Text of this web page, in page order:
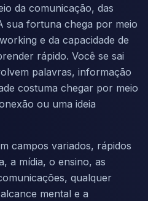
da comunicação, das
sua fortuna chega por meio
e da capacidade de
rápido. Você se sai
palavras, informação
costuma chegar por meio
ou uma ideia
campos variados, rápidos
a mídia, o ensino, as
qualquer
mental e a